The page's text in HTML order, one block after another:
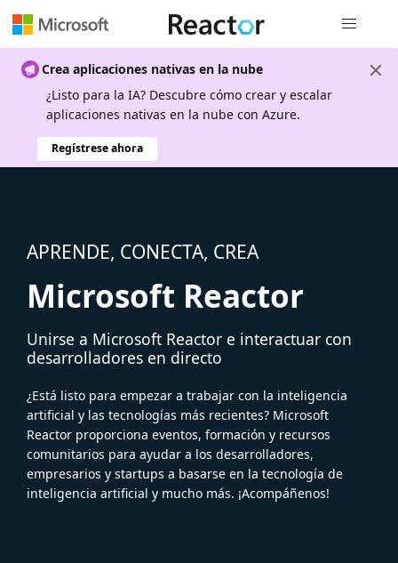
Crea aplicaciones nativas en la nube
¿Listo para la IA? Descubre cómo crear y escalar
aplicaciones nativas en la nube con Azure.
Regístrese ahora
APRENDE, CONECTA, CREA
Microsoft Reactor
Unirse a Microsoft Reactor e interactuar con
desarrolladores en directo
¿Está listo para empezar a trabajar con la inteligencia
artificial y las tecnologías más recientes? Microsoft
Reactor proporciona eventos, formación y recursos
comunitarios para ayudar a los desarrolladores,
empresarios y startups a basarse en la tecnología de
inteligencia artificial y mucho más. ¡Acompáñenos!